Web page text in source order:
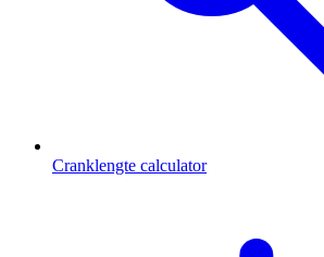
Cranklengte calculator